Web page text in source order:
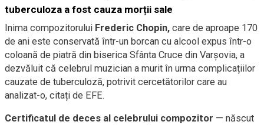
tuberculoza a fost cauza morții sale
Inima compozitorului Frederic Chopin, care de aproape 170
de ani este conservată într-un borcan cu alcool expus într-o
coloană de piatră din biserica Sfânta Cruce din Varșovia, a
dezvăluit că celebrul muzician a murit în urma complicațiilor
cauzate de tuberculoză, potrivit cercetătorilor care au
analizat-o, citați de EFE.
Certificatul de deces al celebrului compozitor — născut